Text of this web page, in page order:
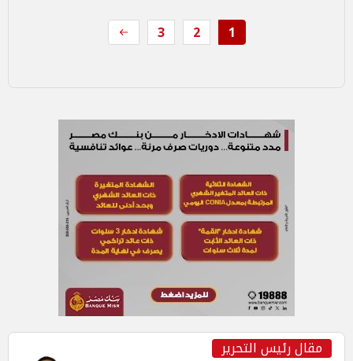
1
2
3
مقال رئيس التحرير